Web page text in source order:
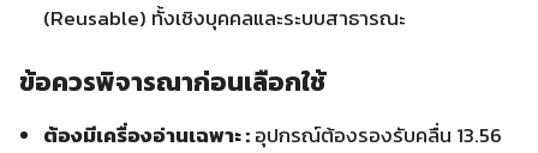
(Reusable) ทั้งเชิงบุคคลและระบบสาธารณะ
ข้อควรพิจารณาก่อนเลือกใช้
ต้องมีเครื่องอ่านเฉพาะ :อุปกรณ์ต้องรองรับคลื่น 13.56